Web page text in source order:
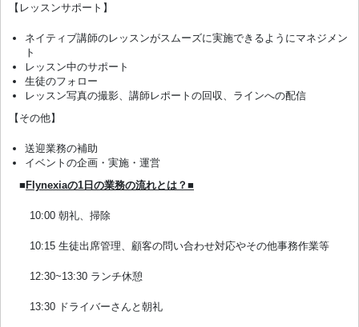
【レッスンサポート】
ネイティブ講師のレッスンがスムーズに実施できるようにマネジメン
ト
レッスン中のサポート
生徒のフォロー
レッスン写真の撮影、講師レポートの回収、ラインへの配信
【その他】
送迎業務の補助
イベントの企画・実施・運営
■Flynexiaの1日の業務の流れとは？■
10:00 朝礼、掃除
10:15 生徒出席管理、顧客の問い合わせ対応やその他事務作業等
12:30~13:30 ランチ休憩
13:30 ドライバーさんと朝礼